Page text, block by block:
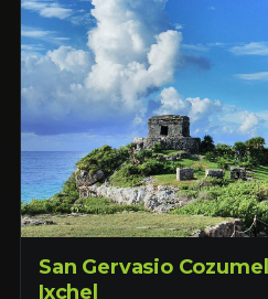
San Gervasio
Ixchel